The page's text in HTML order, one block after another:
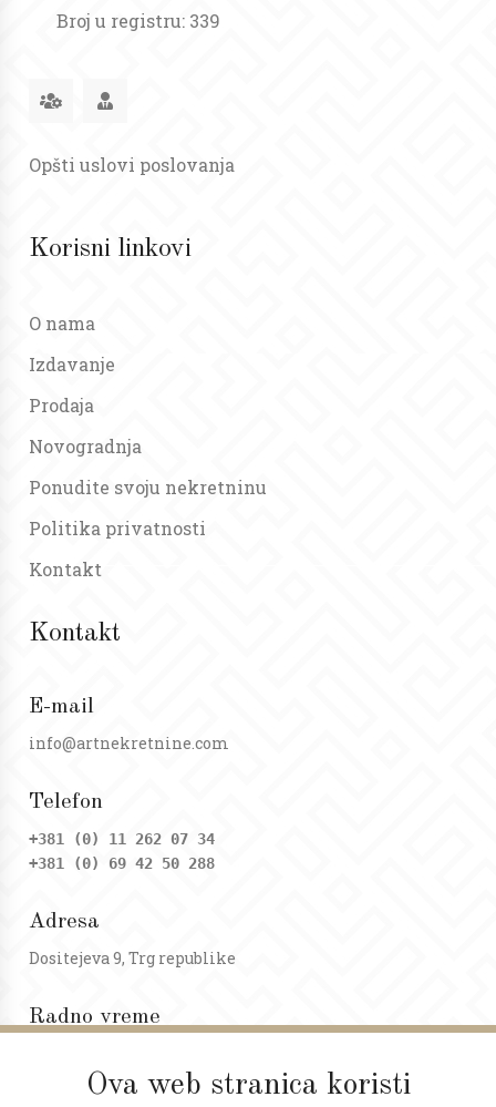
Ova web stranica koristi
Broj u registru: 339
Opšti uslovi poslovanja
Korisni linkovi
O nama
Izdavanje
Prodaja
Novogradnja
Ponudite svoju nekretninu
Politika privatnosti
Kontakt
Kontakt
E-mail
info@artnekretnine.com
Telefon
+381 (0) 11 262 07 34
+381 (0) 69 42 50 288
Adresa
Dositejeva 9, Trg republike
Radno vreme
Subota: 09 - 17h